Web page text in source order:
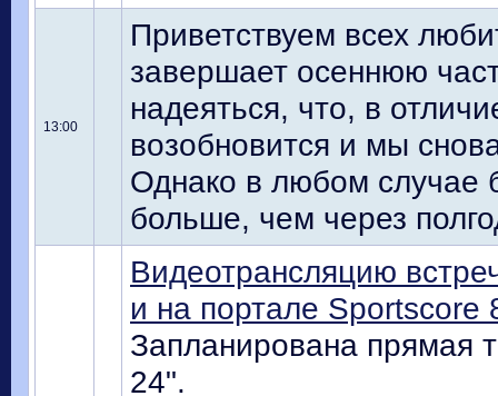
13:00
Приветствуем всех
завершает осеннюю
надеяться, что, в
возобновится и мы
Однако в любом случае
больше, чем через
Видеотрансляцию
и на портале Sportscore
Запланирована прямая
24".